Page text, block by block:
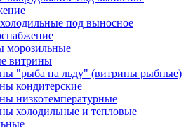
под выносное
морозильные
витрины
"рыба на льду" (витрины рыбные)
кондитерские
низкотемпературные
холодильные и тепловые